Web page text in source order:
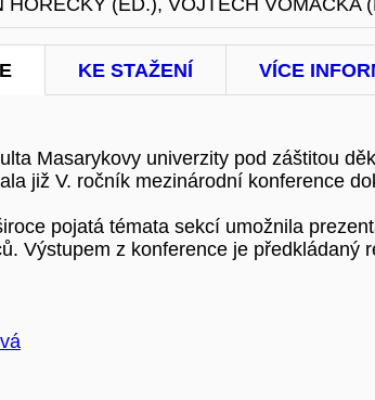
(ED.), VOJTĚCH VOMÁČKA
KE STAŽENÍ VÍCE
Masarykovy univerzity pod záštitou
již V. ročník mezinárodní konference
pojatá témata sekcí umožnila
Výstupem z konference je předkládaný